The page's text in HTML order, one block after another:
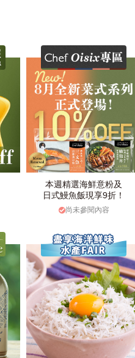
本週精選海鮮意粉及
日式鰻魚飯現享9折！
尚未參閱內容